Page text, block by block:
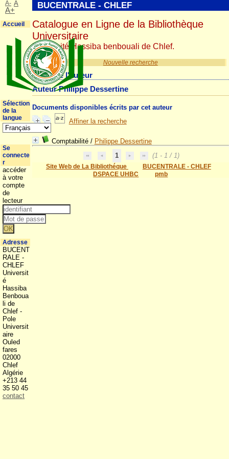
Nouvelle recherche
Détail de l'auteur
Auteur Philippe Dessertine
Documents disponibles écrits par cet auteur
Affiner la recherche
Comptabilité/ Philippe Dessertine
1
(1 - 1 / 1)
Site Web de La Bibliothéque
BUCENTRALE - CHLEF
DSPACE UHBC
pmb
BUCENTRALE - CHLEF
Catalogue en Ligne de la Bibliothèque
Universitaire
Université Hassiba benbouali de Chlef.
A- A
A+
Accueil
Sélection
de la
langue
Se
connecte
r
accéder
à votre
compte
de
lecteur
Adresse
BUCENT
RALE -
CHLEF
Universit
é
Hassiba
Benboua
li de
Chlef -
Pole
Universit
aire
Ouled
fares
02000
Chlef
Algérie
+213 44
35 50 45
contact